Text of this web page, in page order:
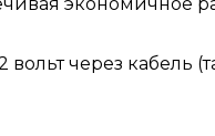
через кабель